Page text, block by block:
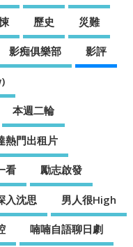
歷史 災難
影痴俱樂部 影評
本週二輪
熱門出租片
看 勵志啟發
入沈思 男人很High
喃喃自語聊日劇